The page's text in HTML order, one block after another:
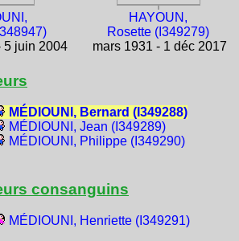
5 juin 2004
HAYOUN,
Rosette (I349279)
mars 1931 - 1 déc 2017
MÉDIOUNI, Bernard (I349288)
MÉDIOUNI, Jean (I349289)
MÉDIOUNI, Philippe (I349290)
consanguins
MÉDIOUNI, Henriette (I349291)